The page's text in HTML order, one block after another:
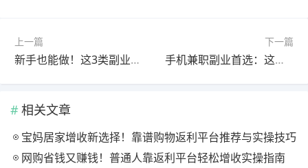
上一篇
新手也能做！这3类副业日赚200+，零门槛轻松上手
下一篇
手机兼职副业首选：这些正规赚钱APP，新手也能月入3000+
相关文章
宝妈居家增收新选择！靠谱购物返利平台推荐与实操技巧
网购省钱又赚钱！普通人靠返利平台轻松增收实操指南